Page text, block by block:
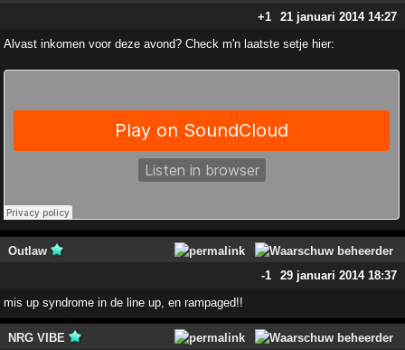
+1
21 januari 2014 14:27
Alvast inkomen voor deze avond? Check m'n laatste setje hier:
Outlaw
-1
29 januari 2014 18:37
mis up syndrome in de line up, en rampaged!!
NRG VIBE